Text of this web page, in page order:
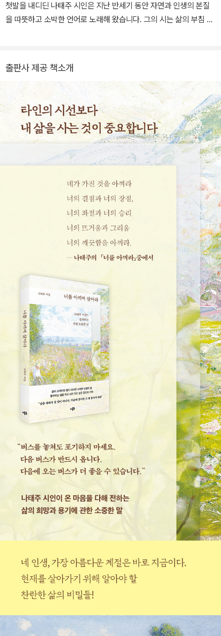
첫발을 내디딘 나태주 시인은 지난 반세기 동안 자연과 인생의 본질
을 따뜻하고 소박한 언어로 노래해 왔습니다. 그의 시는 삶의 부침 속
첫 시집 이후 『너를 아끼며 살아라』, 『너의 초록으로, 다시』, 『약속하
건대, 분명 좋아질 거예요』 ,『오래 보고 싶었다』등 200여 권에 달하
는 방대한 저술 활동을 이어오고 있습니다. 그의 시는 간결하고도 깊
은 울림을 주어 해외 8개국에 번역 소개되었으며, 국경을 넘어 세계
독자들의 마음까지 녹여내고 있습니다. 한국시인협회장과 공주문화
원장을 역임하며 문학적 위상을 높였고, 소월시문학상, 정지용문학상
등 국내 유수의 문학상을 휩쓸며 그 깊이를 인정받았습니다. 그의 소
박한 소망이었던‘시인이 되는 것',‘예쁜 아내와 가정을 꾸리는 것', '공
주에서 사는 것'은 이제 모두 현실이 되었습니다. 2014년 공주 봉황
산 자락에 터를 잡은 ‘나태주풀꽃문학관'은 2025년 신축 재개관을
통해 새로운 문학적 거점으로 거듭났습니다. 매년 수여하는 풀꽃문학
상을 통해 후학 양성에도 힘쓰는 그는, 여전히 독자들의 손이 닿는 가
장 가까운 곳에 머무는 ‘작은 시인’으로 남기를 소망하고 있습니다.
출판사 제공 책소개